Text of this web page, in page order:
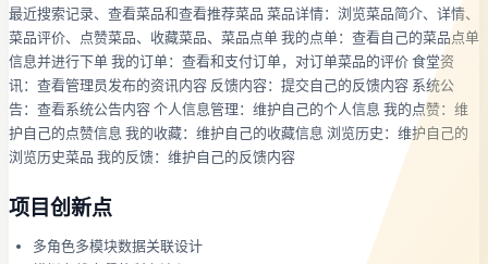
最近搜索记录、查看菜品和查看推荐菜品 菜品详情：浏览菜品简介、详情、
菜品评价、点赞菜品、收藏菜品、菜品点单 我的点单：查看自己的菜品点单
信息并进行下单 我的订单：查看和支付订单，对订单菜品的评价 食堂资
讯：查看管理员发布的资讯内容 反馈内容：提交自己的反馈内容 系统公
告：查看系统公告内容 个人信息管理：维护自己的个人信息 我的点赞：维
护自己的点赞信息 我的收藏：维护自己的收藏信息 浏览历史：维护自己的
浏览历史菜品 我的反馈：维护自己的反馈内容
项目创新点
多角色多模块数据关联设计